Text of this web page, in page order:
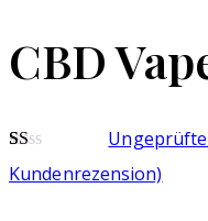
CBD
Bewertet
mit
1
Kundenrezension)